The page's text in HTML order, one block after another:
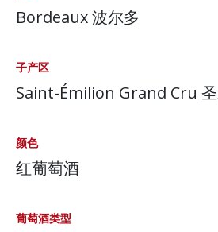
Bordeaux 波尔多
子产区
Saint-Émilion Grand Cru
颜色
红葡萄酒
葡萄酒类型